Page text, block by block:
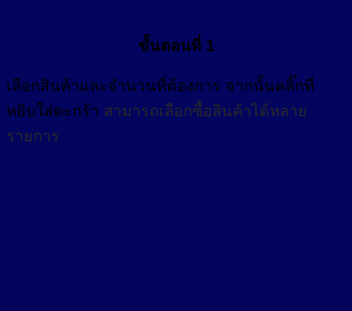
ขั้นตอนที่ 1
เลือกสินค้าและจำนวนที่ต้องการ จากนั้นคลิ๊กที่
หยิบใส่ตะกร้า สามารถเลือกซื้อสินค้าได้หลาย
รายการ